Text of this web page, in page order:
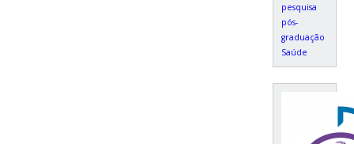
pesquisa
pós-
graduação
Saúde